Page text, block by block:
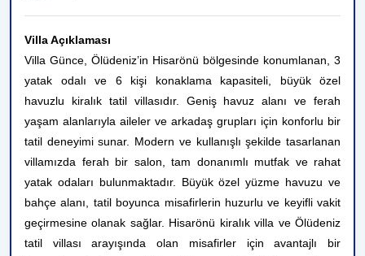
Villa Açıklaması
Villa Günce, Ölüdeniz’in Hisarönü bölgesinde konumlanan, 3
yatak odalı ve 6 kişi konaklama kapasiteli, büyük özel
havuzlu kiralık tatil villasıdır. Geniş havuz alanı ve ferah
yaşam alanlarıyla aileler ve arkadaş grupları için konforlu bir
tatil deneyimi sunar. Modern ve kullanışlı şekilde tasarlanan
villamızda ferah bir salon, tam donanımlı mutfak ve rahat
yatak odaları bulunmaktadır. Büyük özel yüzme havuzu ve
bahçe alanı, tatil boyunca misafirlerin huzurlu ve keyifli vakit
geçirmesine olanak sağlar. Hisarönü kiralık villa ve Ölüdeniz
tatil villası arayışında olan misafirler için avantajlı bir